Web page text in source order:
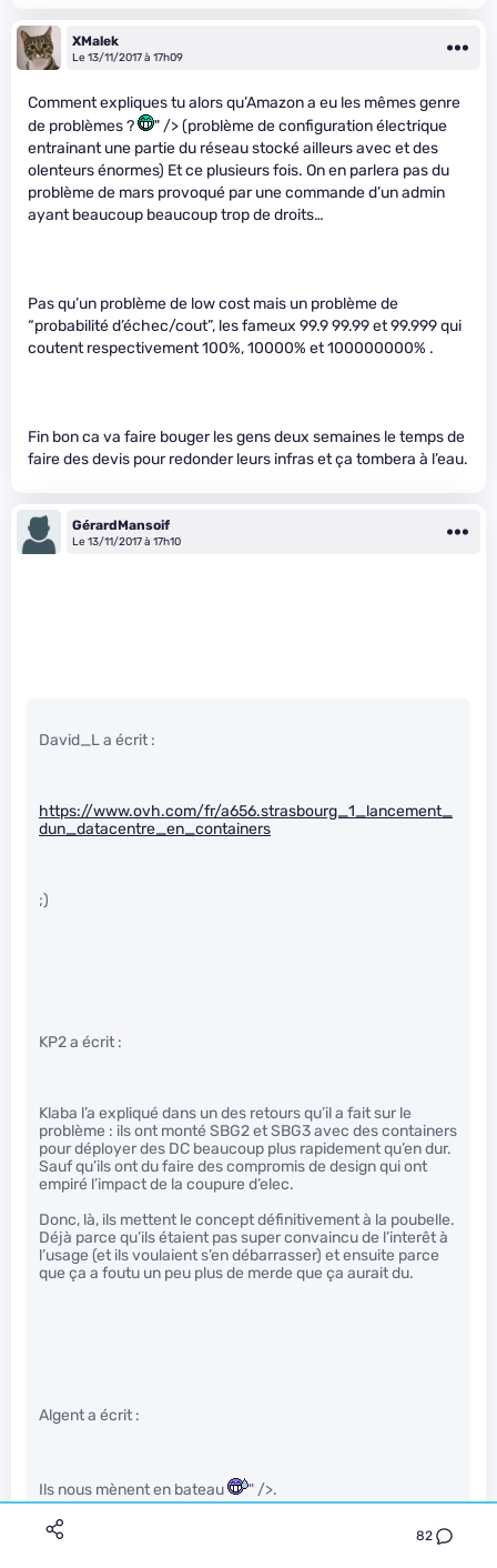
82
XMalek
Le 13/11/2017 à 17h09
Comment expliques tu alors qu’Amazon a eu les mêmes genre
de problèmes ?
" /> (problème de configuration électrique
entrainant une partie du réseau stocké ailleurs avec et des
olenteurs énormes) Et ce plusieurs fois. On en parlera pas du
problème de mars provoqué par une commande d’un admin
ayant beaucoup beaucoup trop de droits…
Pas qu’un problème de low cost mais un problème de
“probabilité d’échec/cout”, les fameux 99.9 99.99 et 99.999 qui
coutent respectivement 100%, 10000% et 100000000% .
Fin bon ca va faire bouger les gens deux semaines le temps de
faire des devis pour redonder leurs infras et ça tombera à l’eau.
GérardMansoif
Le 13/11/2017 à 17h10
David_L a écrit :
https://www.ovh.com/fr/a656.strasbourg_1_lancement_
dun_datacentre_en_containers
;)
KP2 a écrit :
Klaba l’a expliqué dans un des retours qu’il a fait sur le
problème : ils ont monté SBG2 et SBG3 avec des containers
pour déployer des DC beaucoup plus rapidement qu’en dur.
Sauf qu’ils ont du faire des compromis de design qui ont
empiré l’impact de la coupure d’elec.
Donc, là, ils mettent le concept définitivement à la poubelle.
Déjà parce qu’ils étaient pas super convaincu de l’interêt à
l’usage (et ils voulaient s’en débarrasser) et ensuite parce
que ça a foutu un peu plus de merde que ça aurait du.
Algent a écrit :
Ils nous mènent en bateau
" />.
&nbsp;